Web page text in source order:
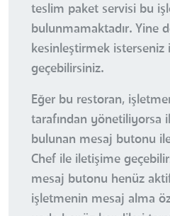
teslim paket servisi bu
bulunmamaktadır. Yine
kesinleştirmek
geçebilirsiniz.
Eğer bu restoran,
tarafından yönetiliyorsa
bulunan mesaj butonu
Chef ile iletişime
mesaj butonu henüz
işletmenin mesaj alma